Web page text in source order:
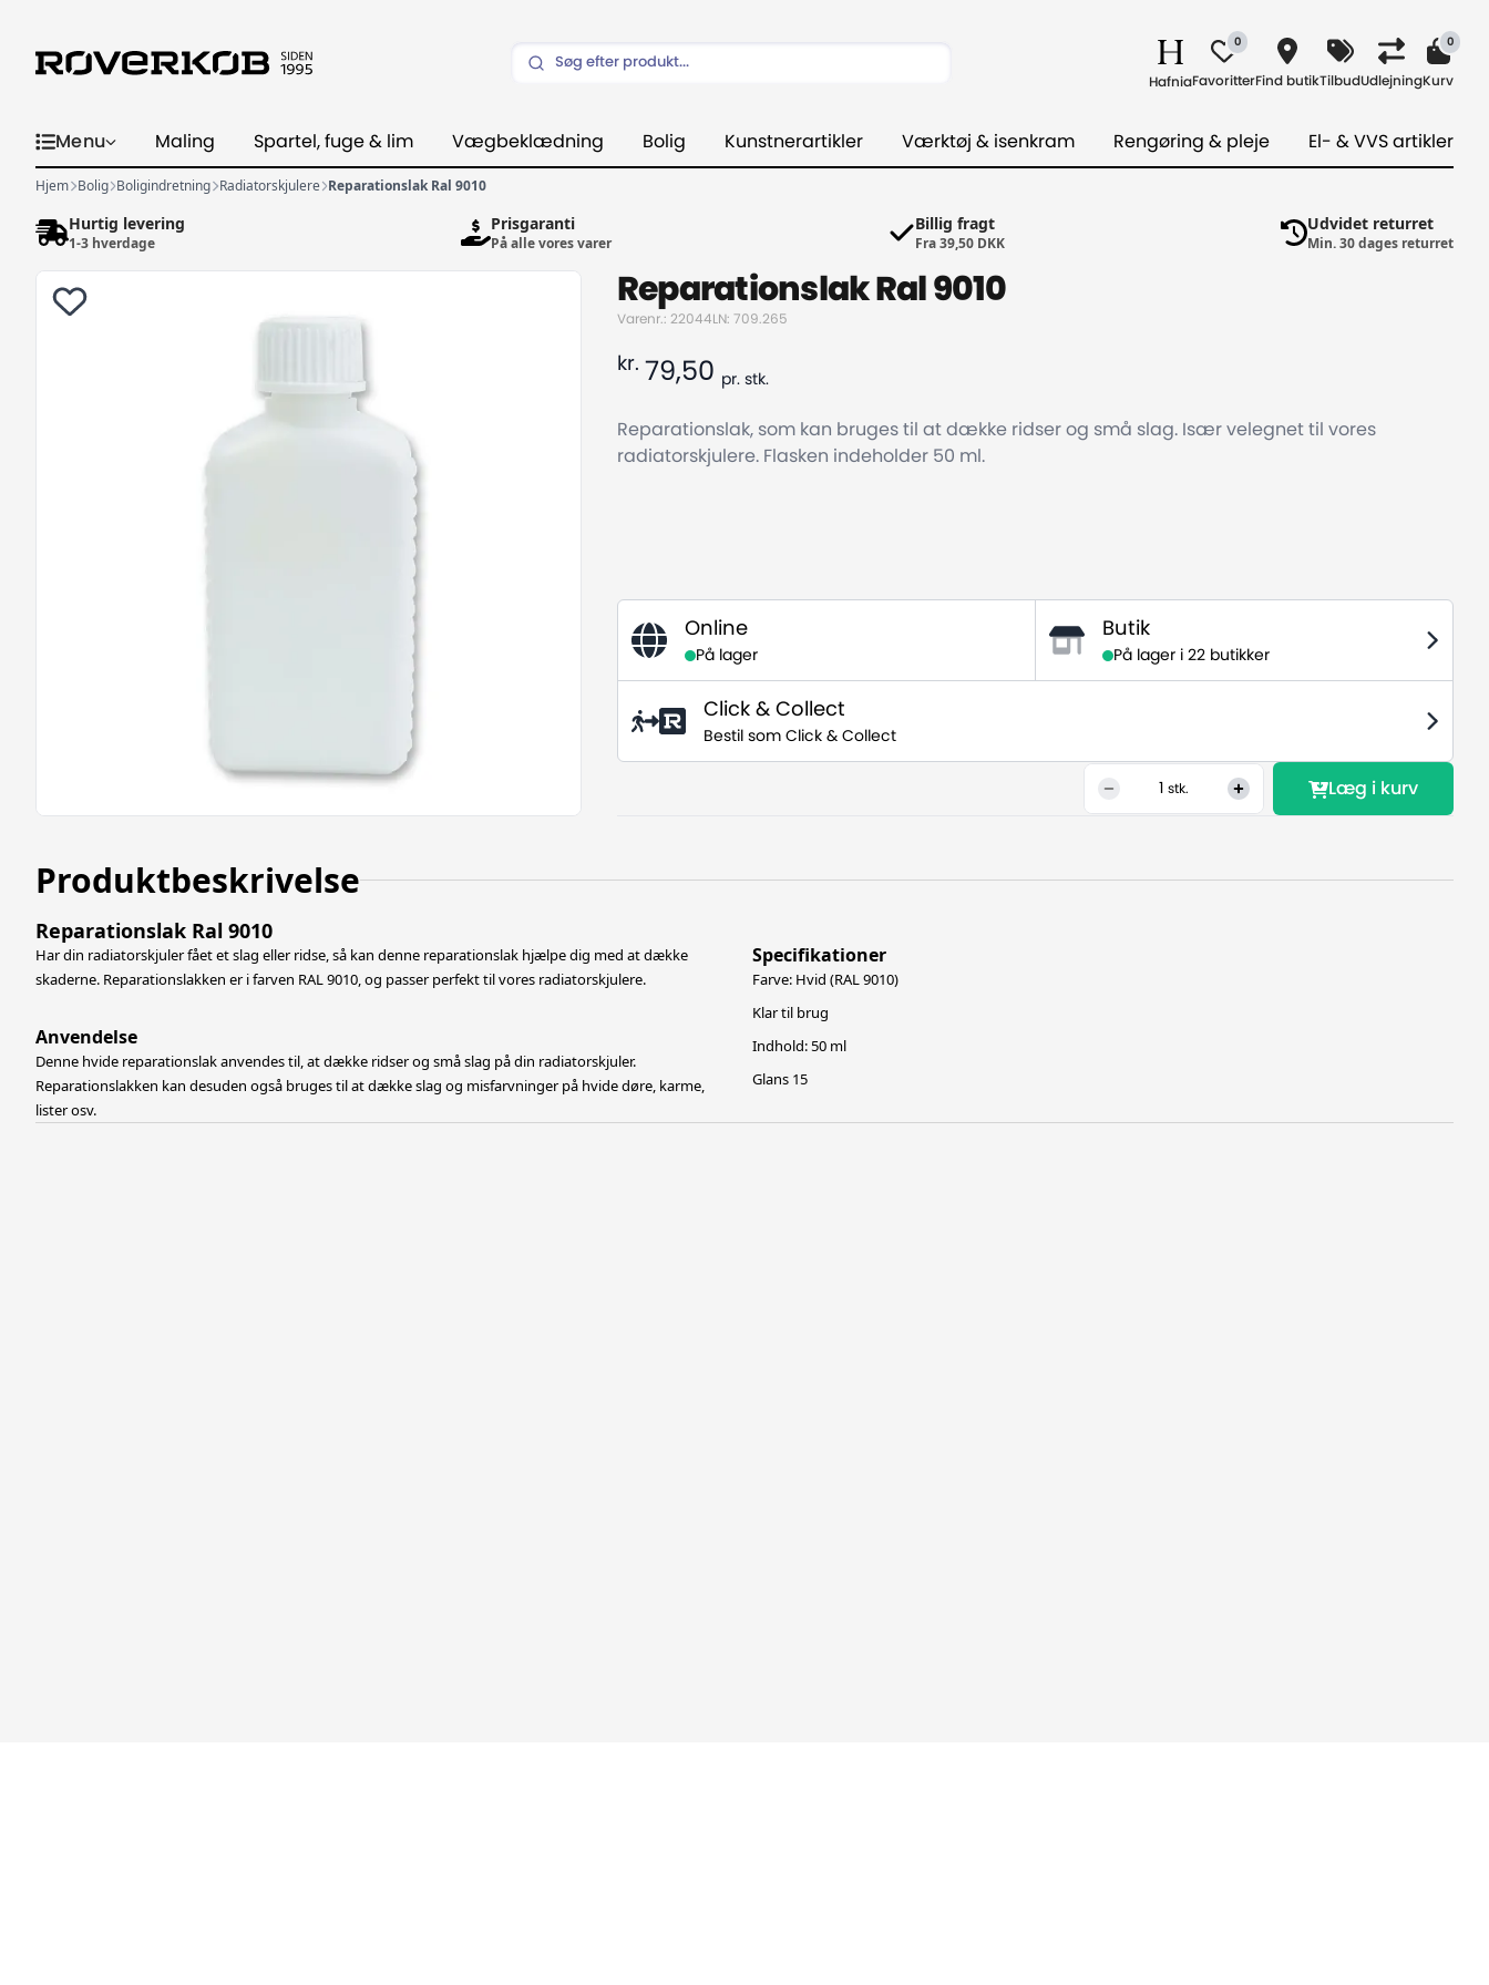
Hafnia
0
FavoritterFind butikTilbudUdlejning
0
Kurv
Menu Maling Spartel, fuge & lim Vægbeklædning Bolig Kunstnerartikler Værktøj & isenkram Rengøring & pleje El- & VVS artikler
Hjem Bolig Boligindretning Radiatorskjulere Reparationslak Ral 9010
Hurtig levering
1-3 hverdage
Prisgaranti
På alle vores varer
Billig fragt
Fra 39,50 DKK
Udvidet returret
Min. 30 dages returret
Reparationslak Ral 9010
Varenr.: 22044LN: 709.265
kr. 79,50 pr. stk.
Reparationslak, som kan bruges til at dække ridser og små slag. Især velegnet til vores
radiatorskjulere. Flasken indeholder 50 ml.
Online
På lager
Butik
På lager i 22 butikker
Click & Collect
Bestil som Click & Collect
1 stk. Læg i kurv
Produktbeskrivelse
Reparationslak Ral 9010
Har din radiatorskjuler fået et slag eller ridse, så kan denne reparationslak hjælpe dig med at dække
skaderne. Reparationslakken er i farven RAL 9010, og passer perfekt til vores radiatorskjulere.
Anvendelse
Denne hvide reparationslak anvendes til, at dække ridser og små slag på din radiatorskjuler.
Reparationslakken kan desuden også bruges til at dække slag og misfarvninger på hvide døre, karme,
lister osv.
Specifikationer
Farve: Hvid (RAL 9010)
Klar til brug
Indhold: 50 ml
Glans 15